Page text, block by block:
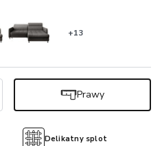
Delikatny splot
+13
Prawy